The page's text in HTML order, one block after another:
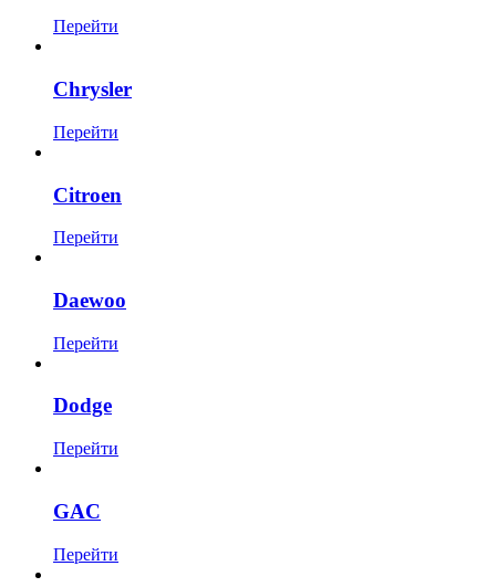
Перейти
Chrysler
Перейти
Citroen
Перейти
Daewoo
Перейти
Dodge
Перейти
GAC
Перейти